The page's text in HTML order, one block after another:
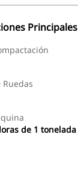
Principales
de 1 tonelada